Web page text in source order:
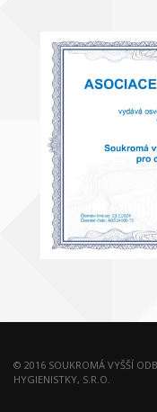
© 2016 SOUKROMÁ VYŠŠÍ
HYGIENISTKY, S.R.O.